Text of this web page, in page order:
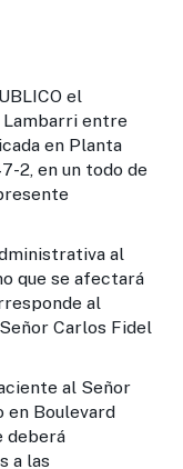
el
Lambarri entre
en Planta
2, en un todo de
al
que se afectará
al
Carlos Fidel
al Señor
en Boulevard
deberá
a las